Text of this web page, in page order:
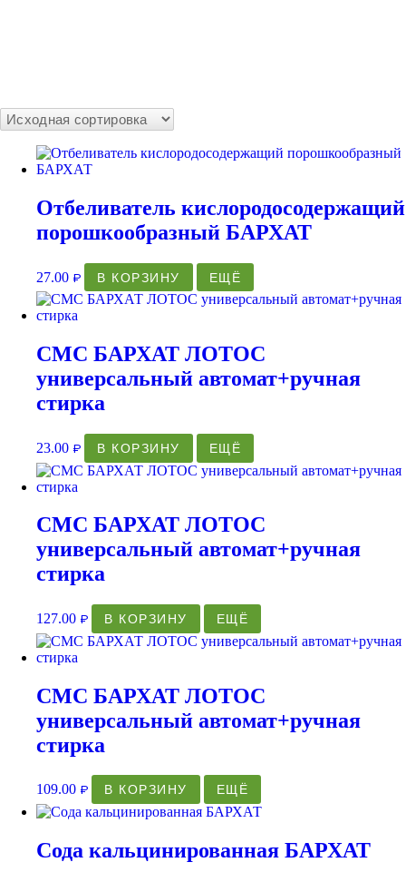
Отбеливатель кислородосодержащий
порошкообразный БАРХАТ
27.00 ₽ В КОРЗИНУ ЕЩЁ
СМС БАРХАТ ЛОТОС
универсальный автомат+ручная
стирка
23.00 ₽ В КОРЗИНУ ЕЩЁ
СМС БАРХАТ ЛОТОС
универсальный автомат+ручная
стирка
127.00 ₽ В КОРЗИНУ ЕЩЁ
СМС БАРХАТ ЛОТОС
универсальный автомат+ручная
стирка
109.00 ₽ В КОРЗИНУ ЕЩЁ
Сода кальцинированная БАРХАТ